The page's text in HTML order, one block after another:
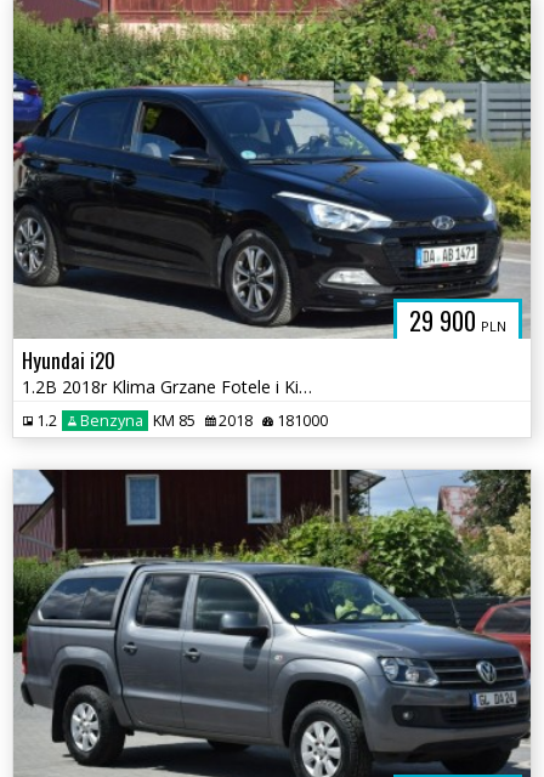
29 900 PLN
Hyundai i20
1.2B 2018r Klima Grzane Fotele i Kierownica Sprowadzony
1.2 Benzyna KM 85 2018 181000